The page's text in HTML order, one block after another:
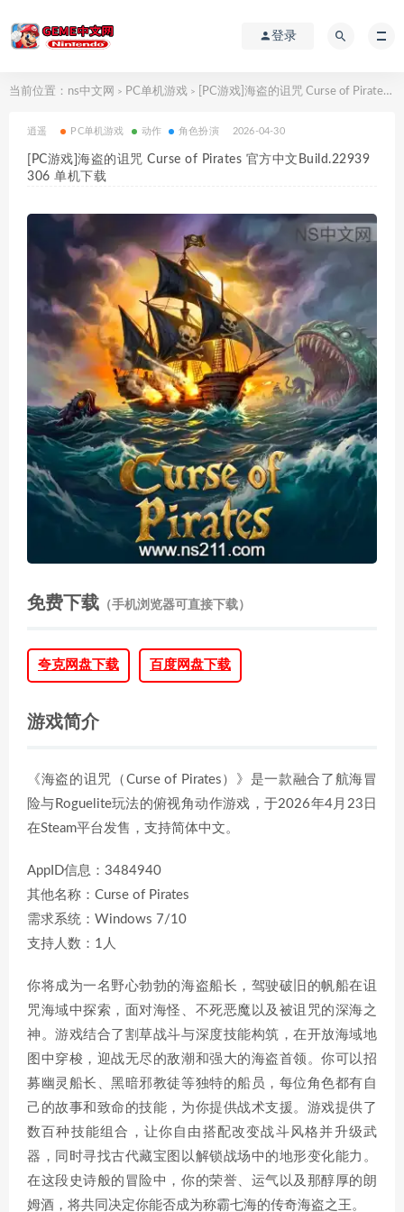
登录
当前位置： ns中文网 > PC单机游戏 > [PC游戏]海盗的诅咒 Curse of Pirates 官方中文Build.22939306 单机下载
逍遥 PC单机游戏 动作 角色扮演 2026-04-30
[PC游戏]海盗的诅咒 Curse of Pirates 官方中文Build.22939
306 单机下载
免费下载 （手机浏览器可直接下载）
夸克网盘下载 百度网盘下载
游戏简介
《海盗的诅咒（Curse of Pirates）》是一款融合了航海冒
险与Roguelite玩法的俯视角动作游戏，于2026年4月23日
在Steam平台发售，支持简体中文。
AppID信息：3484940
其他名称：Curse of Pirates
需求系统：Windows 7/10
支持人数：1人
你将成为一名野心勃勃的海盗船长，驾驶破旧的帆船在诅
咒海域中探索，面对海怪、不死恶魔以及被诅咒的深海之
神。游戏结合了割草战斗与深度技能构筑，在开放海域地
图中穿梭，迎战无尽的敌潮和强大的海盗首领。你可以招
募幽灵船长、黑暗邪教徒等独特的船员，每位角色都有自
己的故事和致命的技能，为你提供战术支援。游戏提供了
数百种技能组合，让你自由搭配改变战斗风格并升级武
器，同时寻找古代藏宝图以解锁战场中的地形变化能力。
在这段史诗般的冒险中，你的荣誉、运气以及那醇厚的朗
姆酒，将共同决定你能否成为称霸七海的传奇海盗之王。